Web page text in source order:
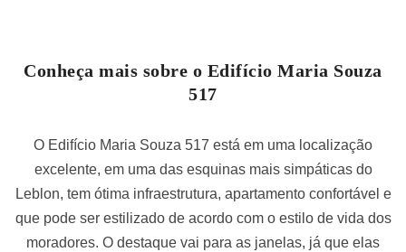
Conheça mais sobre o Edifício Maria Souza
517
O Edifício Maria Souza 517 está em uma localização
excelente, em uma das esquinas mais simpáticas do
Leblon, tem ótima infraestrutura, apartamento confortável e
que pode ser estilizado de acordo com o estilo de vida dos
moradores. O destaque vai para as janelas, já que elas